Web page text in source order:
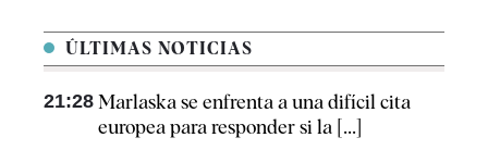
ÚLTIMAS NOTICIAS
21:28 Marlaska se enfrenta a una difícil cita
europea para responder si la [...]